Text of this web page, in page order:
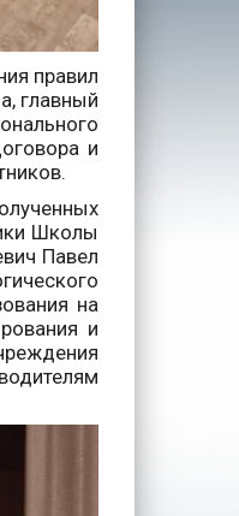
правил
главный
и
Школы
Павел
на
и